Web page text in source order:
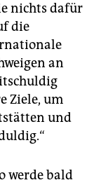
nichts dafür
die
an
Ziele, um
und
werde bald